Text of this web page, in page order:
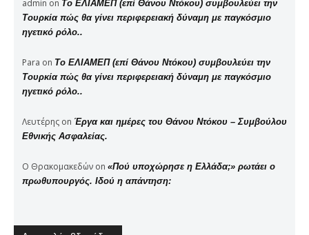
admin on Το ΕΛΙΑΜΕΠ (επί Θάνου Ντόκου) συμβουλεύει την
Τουρκία πώς θα γίνει περιφερειακή δύναμη με παγκόσμιο
ηγετικό ρόλο..
Para on Το ΕΛΙΑΜΕΠ (επί Θάνου Ντόκου) συμβουλεύει την
Τουρκία πώς θα γίνει περιφερειακή δύναμη με παγκόσμιο
ηγετικό ρόλο..
Λευτέρης on Έργα και ημέρες του Θάνου Ντόκου – Συμβούλου
Εθνικής Ασφαλείας.
Ο Θρακομακεδών on «Πού υποχώρησε η Ελλάδα;» ρωτάει ο
πρωθυπουργός. Ιδού η απάντηση: